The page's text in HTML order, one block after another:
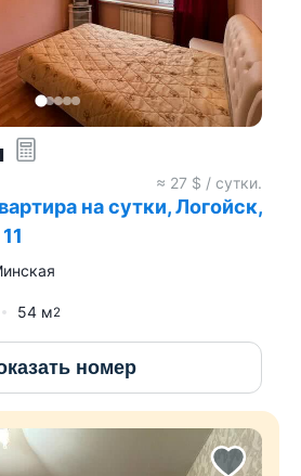
≈ 27 $ / сутки.
на сутки, Логойск,
54 м2
номер